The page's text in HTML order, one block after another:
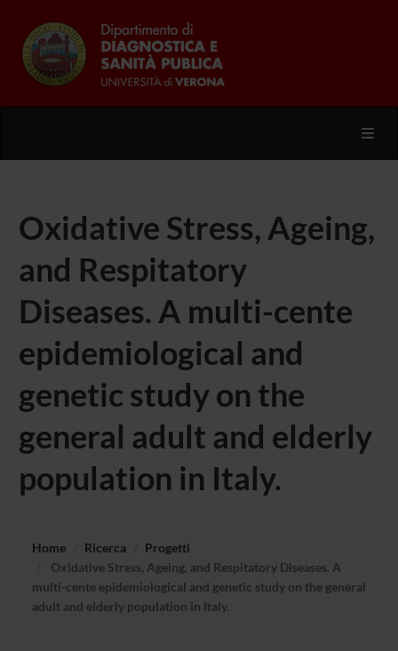
Oxidative Stress, Ageing,
and Respitatory
Diseases. A multi-cente
epidemiological and
genetic study on the
general adult and elderly
population in Italy.
Home Ricerca
Progetti
Oxidative Stress, Ageing, and Respitatory Diseases. A
multi-cente epidemiological and genetic study on the general
adult and elderly population in Italy.